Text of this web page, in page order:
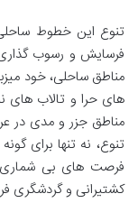
تنوع این خطوط
فرسایش و رسوب
مناطق ساحلی، خود
های حرا و تالاب
مناطق جزر و مدی در
تنوع، نه تنها برای
فرصت های بی شماری
کشتیرانی و گردشگری